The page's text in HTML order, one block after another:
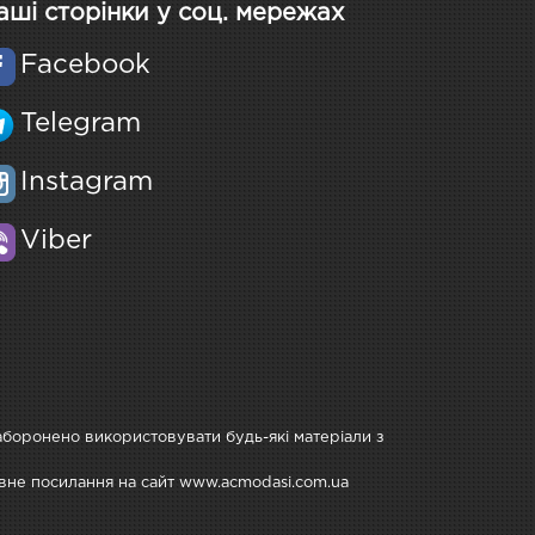
сторінки у соц. мережах
Facebook
Telegram
Instagram
Viber
використовувати будь-які матеріали з
посилання на сайт www.acmodasi.com.ua